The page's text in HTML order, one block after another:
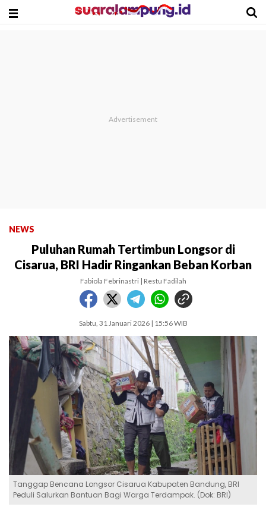
NEWS
Puluhan Rumah Tertimbun Longsor di
Cisarua, BRI Hadir Ringankan Beban Korban
Fabiola Febrinastri | Restu Fadilah
Sabtu, 31 Januari 2026 | 15:56 WIB
Tanggap Bencana Longsor Cisarua Kabupaten Bandung, BRI
Peduli Salurkan Bantuan Bagi Warga Terdampak. (Dok: BRI)